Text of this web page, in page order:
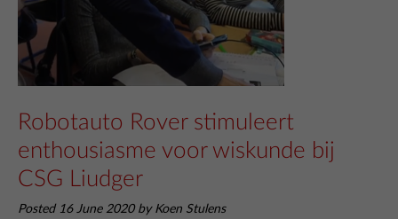
Robotauto Rover stimuleert
enthousiasme voor wiskunde bij
CSG Liudger
Posted 16 June 2020 by Koen Stulens